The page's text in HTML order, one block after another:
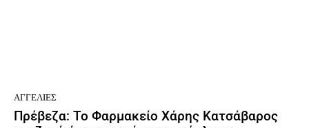
ΑΓΓΕΛΊΕΣ
Πρέβεζα: To Φαρμακείο Χάρης Κατσάβαρος